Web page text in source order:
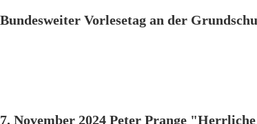
Bundesweiter Vorlesetag an der
7. November 2024 Peter Prange